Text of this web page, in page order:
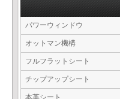
パワーウィンドウ
オットマン機構
フルフラットシート
チップアップシート
本革シート